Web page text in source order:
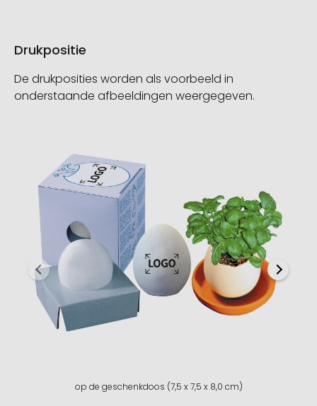
Drukpositie
De drukposities worden als voorbeeld in
onderstaande afbeeldingen weergegeven.
op de geschenkdoos (7,5 x 7,5 x 8,0 cm)